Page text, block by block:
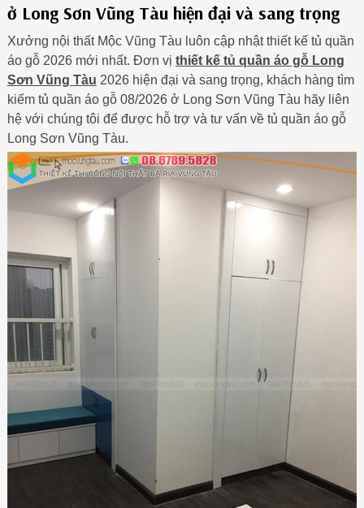
ở Long Sơn Vũng Tàu hiện đại và sang trọng
Xưởng nội thất Mộc Vũng Tàu luôn cập nhật thiết kế tủ quần
áo gỗ 2026 mới nhất. Đơn vị thiết kế tủ quần áo gỗ Long
Sơn Vũng Tàu 2026 hiện đại và sang trọng, khách hàng tìm
kiếm tủ quần áo gỗ 08/2026 ở Long Sơn Vũng Tàu hãy liên
hệ với chúng tôi để được hỗ trợ và tư vấn về tủ quần áo gỗ
Long Sơn Vũng Tàu.